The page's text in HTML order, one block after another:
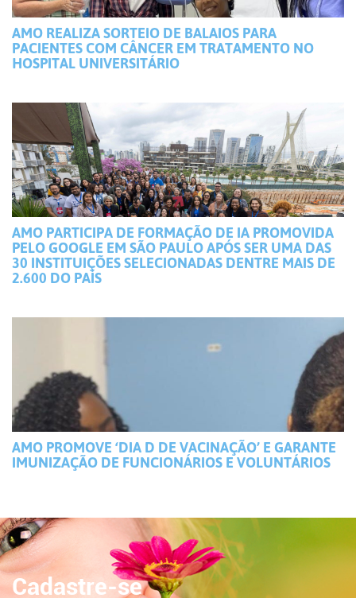
AMO REALIZA SORTEIO DE BALAIOS PARA
PACIENTES COM CÂNCER EM TRATAMENTO NO
HOSPITAL UNIVERSITÁRIO
AMO PARTICIPA DE FORMAÇÃO DE IA PROMOVIDA
PELO GOOGLE EM SÃO PAULO APÓS SER UMA DAS
30 INSTITUIÇÕES SELECIONADAS DENTRE MAIS DE
2.600 DO PAÍS
AMO PROMOVE ‘DIA D DE VACINAÇÃO’ E GARANTE
IMUNIZAÇÃO DE FUNCIONÁRIOS E VOLUNTÁRIOS
Cadastre-se